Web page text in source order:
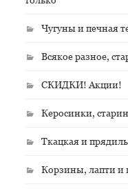
Чугуны и печная
Всякое разное,
СКИДКИ! Акции!
Керосинки,
Ткацкая и
Корзины, лапти и